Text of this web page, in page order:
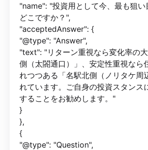
"name": "投資用として今、最も狙い
どこですか？",
"acceptedAnswer": {
"@type": "Answer",
"text": "リターン重視なら変化率の
側（太閤通口）」、安定性重視なら
れつつある「名駅北側（ノリタケ周
れています。ご自身の投資スタンス
することをお勧めします。"
}
},
{
"@type": "Question",